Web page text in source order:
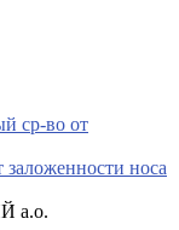
носа
а.о.